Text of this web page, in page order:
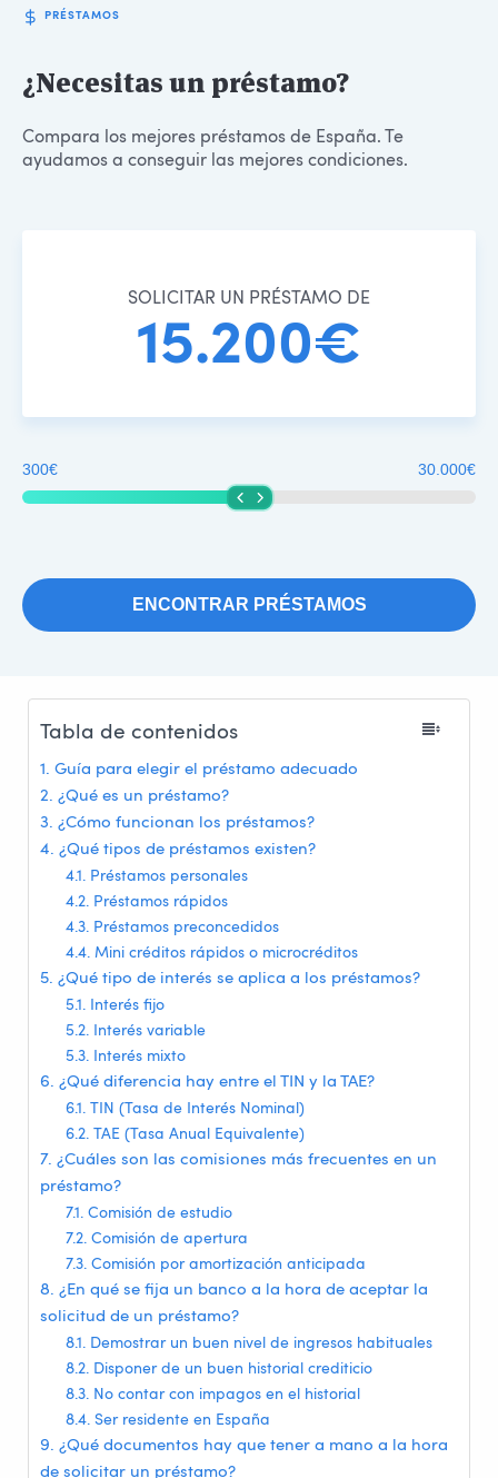
PRÉSTAMOS
¿Necesitas un préstamo?
Compara los mejores préstamos de España. Te
ayudamos a conseguir las mejores condiciones.
SOLICITAR UN PRÉSTAMO DE
15.200€
ENCONTRAR PRÉSTAMOS
Tabla de contenidos
Guía para elegir el préstamo adecuado
¿Qué es un préstamo?
¿Cómo funcionan los préstamos?
¿Qué tipos de préstamos existen?
Préstamos personales
Préstamos rápidos
Préstamos preconcedidos
Mini créditos rápidos o microcréditos
¿Qué tipo de interés se aplica a los préstamos?
Interés fijo
Interés variable
Interés mixto
¿Qué diferencia hay entre el TIN y la TAE?
TIN (Tasa de Interés Nominal)
TAE (Tasa Anual Equivalente)
¿Cuáles son las comisiones más frecuentes en un
préstamo?
Comisión de estudio
Comisión de apertura
Comisión por amortización anticipada
¿En qué se fija un banco a la hora de aceptar la
solicitud de un préstamo?
Demostrar un buen nivel de ingresos habituales
Disponer de un buen historial crediticio
No contar con impagos en el historial
Ser residente en España
¿Qué documentos hay que tener a mano a la hora
de solicitar un préstamo?